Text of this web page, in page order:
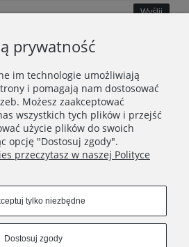
Wyślij
prywatność
im technologie umożliwiają
i pomagają nam dostosować
Możesz zaakceptować
wszystkich tych plików i przejść
użycie plików do swoich
opcję "Dostosuj zgody".
przeczytasz w naszej Polityce
tylko niezbędne
Dostosuj zgody